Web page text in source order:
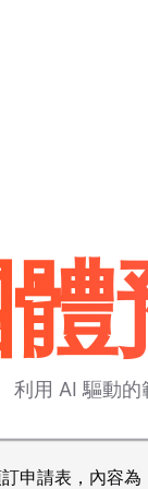
利用 AI 驅動
換行